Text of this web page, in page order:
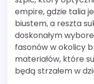
empire, gdzie talia
biustem, a reszta
doskonałym
fasonów w okolicy
materiałów, które
będą strzałem w